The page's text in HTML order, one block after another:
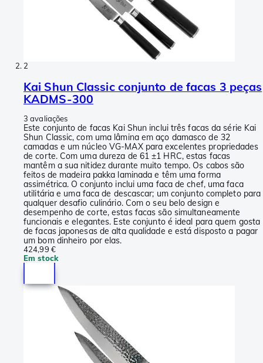
2
Kai Shun Classic conjunto de facas 3 peças
KADMS-300
3 avaliações
Este conjunto de facas Kai Shun inclui três facas da série Kai
Shun Classic, com uma lâmina em aço damasco de 32
camadas e um núcleo VG-MAX para excelentes propriedades
de corte. Com uma dureza de 61 ±1 HRC, estas facas
mantêm a sua nitidez durante muito tempo. Os cabos são
feitos de madeira pakka laminada e têm uma forma
assimétrica. O conjunto inclui uma faca de chef, uma faca
utilitária e uma faca de descascar; um conjunto completo para
qualquer desafio culinário. Com o seu belo design e
desempenho de corte, estas facas são simultaneamente
funcionais e elegantes. Este conjunto é ideal para quem gosta
de facas japonesas de alta qualidade e está disposto a pagar
um bom dinheiro por elas.
424,99 €
Em stock